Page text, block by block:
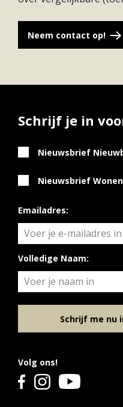
Neem contact op!
Volg ons!
Schrijf je in
Nieuwsbrief
Nieuwsbrief
Emailadres:
Volledige Naam:
Schrijf me nu